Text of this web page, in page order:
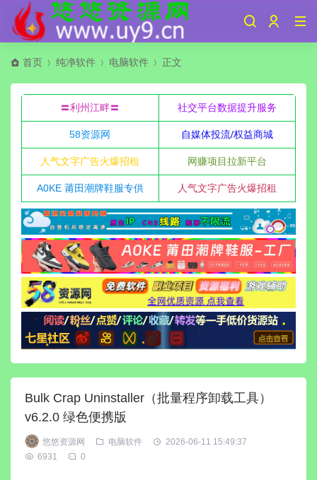
首页 纯净软件 电脑软件 正文
〓利州江畔〓 社交平台数据提升服务
58资源网 自媒体投流/权益商城
人气文字广告火爆招租 网赚项目拉新平台
A0KE 莆田潮牌鞋服专供 人气文字广告火爆招租
Bulk Crap Uninstaller（批量程序卸载工具）
v6.2.0 绿色便携版
悠悠资源网 电脑软件
2026-06-11 15:49:37
6931
0